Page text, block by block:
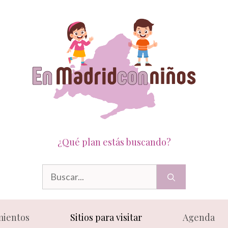
¿Qué plan estás buscando?
Buscar:
Sitios para visitar Agenda